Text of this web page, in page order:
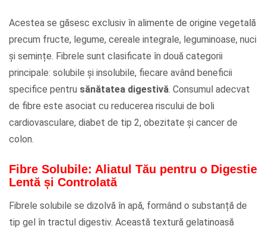
Acestea se găsesc exclusiv în alimente de origine vegetală
precum fructe, legume, cereale integrale, leguminoase, nuci
și semințe. Fibrele sunt clasificate în două categorii
principale: solubile și insolubile, fiecare având beneficii
specifice pentru sănătatea digestivă. Consumul adecvat
de fibre este asociat cu reducerea riscului de boli
cardiovasculare, diabet de tip 2, obezitate și cancer de
colon.
Fibre Solubile: Aliatul Tău pentru o Digestie
Lentă și Controlată
Fibrele solubile se dizolvă în apă, formând o substanță de
tip gel în tractul digestiv. Această textură gelatinoasă